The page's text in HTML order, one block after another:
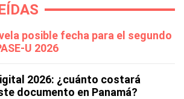
posible fecha para el segundo
U 2026
2026: ¿cuánto costará
documento en Panamá?